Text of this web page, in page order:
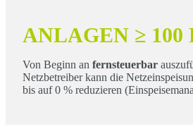
ANLAGEN ≥ 100
Von Beginn an fernsteuerbar
Netzbetreiber kann die
bis auf 0 % reduzieren